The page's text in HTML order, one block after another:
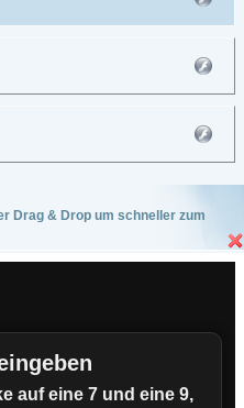
Drag & Drop um schneller zum